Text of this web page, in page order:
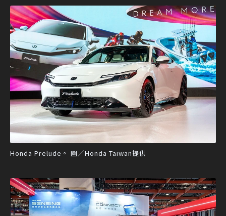
Honda Prelude。 圖／Honda Taiwan提供